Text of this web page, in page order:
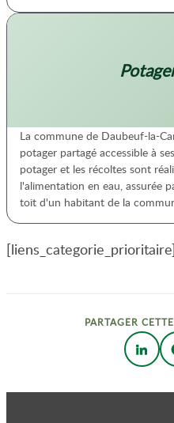
La commune de Daubeuf-la-
potager partagé accessible à
potager et les récoltes sont
l'alimentation en eau, assurée
toit d'un habitant de la
[liens_categorie_prioritaire]
PARTAGER